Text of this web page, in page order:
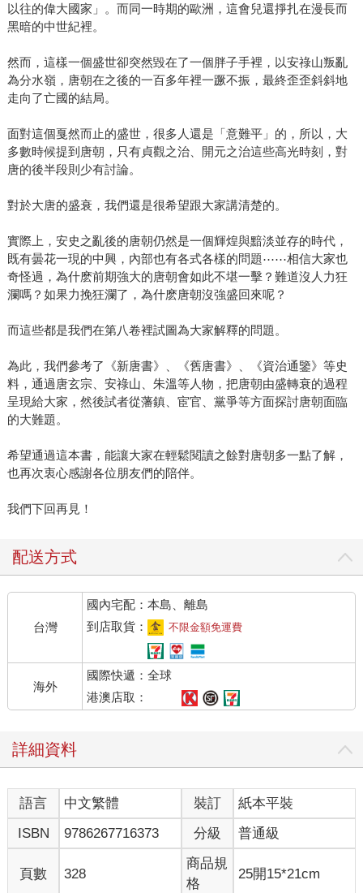
以往的偉大國家」。而同一時期的歐洲，這會兒還掙扎在漫長而
黑暗的中世紀裡。
然而，這樣一個盛世卻突然毀在了一個胖子手裡，以安祿山叛亂
為分水嶺，唐朝在之後的一百多年裡一蹶不振，最終歪歪斜斜地
走向了亡國的結局。
面對這個戛然而止的盛世，很多人還是「意難平」的，所以，大
多數時候提到唐朝，只有貞觀之治、開元之治這些高光時刻，對
唐的後半段則少有討論。
對於大唐的盛衰，我們還是很希望跟大家講清楚的。
實際上，安史之亂後的唐朝仍然是一個輝煌與黯淡並存的時代，
既有曇花一現的中興，內部也有各式各樣的問題⋯⋯相信大家也
奇怪過，為什麽前期強大的唐朝會如此不堪一擊？難道沒人力狂
瀾嗎？如果力挽狂瀾了，為什麽唐朝沒強盛回來呢？
而這些都是我們在第八卷裡試圖為大家解釋的問題。
為此，我們參考了《新唐書》、《舊唐書》、《資治通鑒》等史
料，通過唐玄宗、安祿山、朱溫等人物，把唐朝由盛轉衰的過程
呈現給大家，然後試者從藩鎮、宦官、黨爭等方面探討唐朝面臨
的大難題。
希望通過這本書，能讓大家在輕鬆閱讀之餘對唐朝多一點了解，
也再次衷心感謝各位朋友們的陪伴。
我們下回再見！
配送方式
台灣
國內宅配：本島、離島
到店取貨：
不限金額免運費
海外
國際快遞：全球
港澳店取：
詳細資料
語言 中文繁體 裝訂
紙本平裝
ISBN
9786267716373 分級 普通級
頁數 328
商品規
格
25開15*21cm